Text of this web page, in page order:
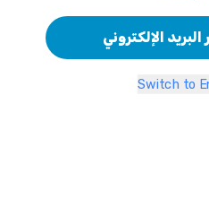
الإلكتروني
Switch to